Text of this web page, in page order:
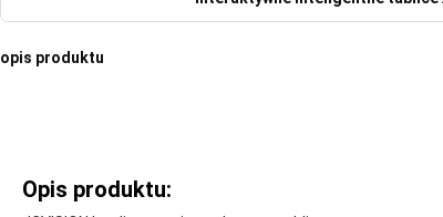
opis produktu
Opis produktu: